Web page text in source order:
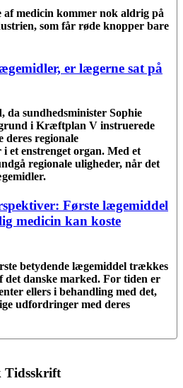
af medicin kommer nok aldrig på
som får røde knopper bare
er lægerne sat på
da sundhedsminister Sophie
i Kræftplan V instruerede
deres regionale
et enstrenget organ. Med et
regionale uligheder, når det
Første lægemiddel
medicin kan koste
betydende lægemiddel trækkes
det danske marked. For tiden er
ellers i behandling med det,
udfordringer med deres
Tidsskrift